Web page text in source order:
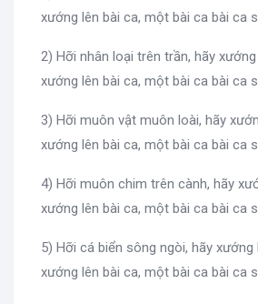
xướng lên bài ca, một bài ca bài ca
2) Hỡi nhân loại trên trần, hãy
xướng lên bài ca, một bài ca bài ca
3) Hỡi muôn vật muôn loài, hãy
xướng lên bài ca, một bài ca bài ca
4) Hỡi muôn chim trên cành, hãy
xướng lên bài ca, một bài ca bài ca
5) Hỡi cá biển sông ngòi, hãy xướng
xướng lên bài ca, một bài ca bài ca